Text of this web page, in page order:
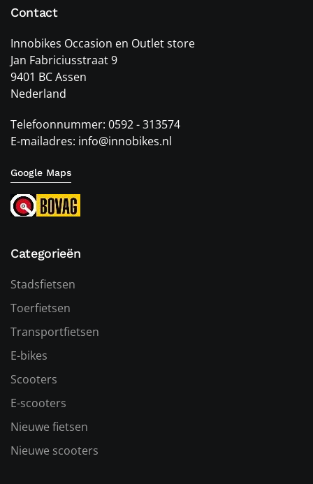
Contact
Innobikes Occasion en Outlet store
Jan Fabriciusstraat 9
9401 BC Assen
Nederland
Telefoonnummer: 0592 - 313574
E-mailadres: info@innobikes.nl
Google Maps
Categorieën
Stadsfietsen
Toerfietsen
Transportfietsen
E-bikes
Scooters
E-scooters
Nieuwe fietsen
Nieuwe scooters